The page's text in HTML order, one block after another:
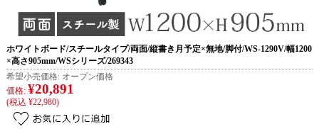
ホワイトボード/スチールタイプ/両面/縦書き月予定×無地/脚付/WS-1290V/幅1200
×高さ905mm/WSシリーズ/269343
希望小売価格: オープン価格
価格: ¥20,891
(税込 ¥22,980)